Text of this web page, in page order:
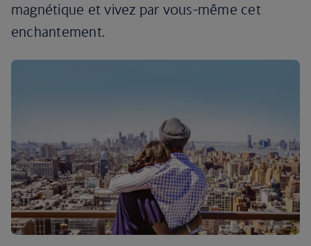
magnétique et vivez par vous-même cet
enchantement.